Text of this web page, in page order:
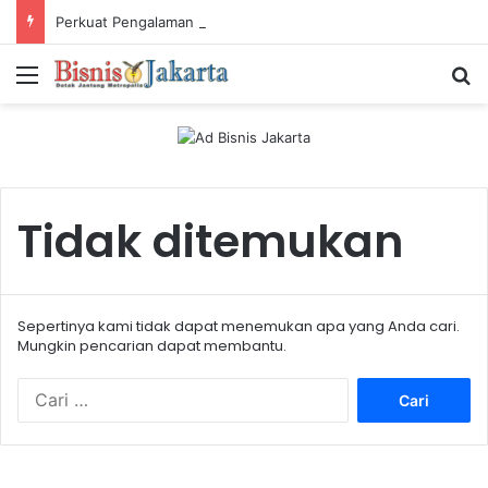
Menu
Tidak ditemukan
Sepertinya kami tidak dapat menemukan apa yang Anda cari.
Mungkin pencarian dapat membantu.